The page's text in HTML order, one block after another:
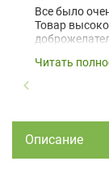
Все было
Товар
Читать
Описание